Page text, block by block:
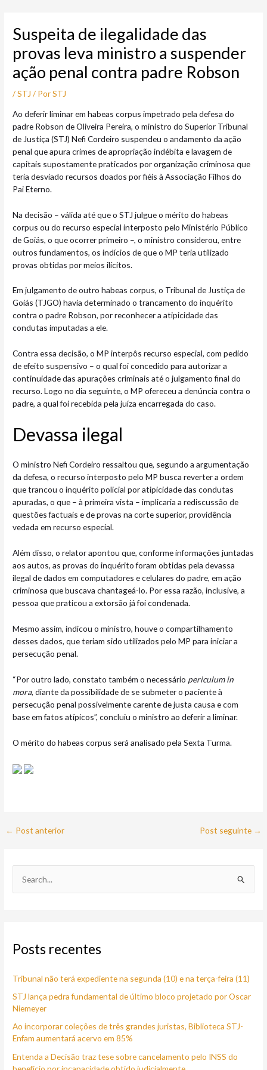
conteúdo
Suspeita de ilegalidade das
provas leva ministro a suspender
ação penal contra padre Robson
/STJ / PorSTJ
​Ao deferir liminar em habeas corpus impetrado pela defesa do
padre Robson de Oliveira Pereira, o ministro do Superior Tribunal
de Justiça (STJ) Nefi Cordeiro suspendeu o andamento da ação
penal que apura crimes de apropriação indébita e lavagem de
capitais supostamente praticados por organização criminosa que
teria desviado recursos doados por fiéis à Associação Filhos do
Pai Eterno.
Na decisão – válida até que o STJ julgue o mérito do habeas
corpus ou do recurso especial interposto pelo Ministério Público
de Goiás, o que ocorrer primeiro –, o ministro considerou, entre
outros fundamentos, os indícios de que o MP teria utilizado
provas obtidas por meios ilícitos.
Em julgamento de outro habeas corpus, o Tribunal de Justiça de
Goiás (TJGO) havia determinado o trancamento do inquérito
contra o padre Robson, por reconhecer a atipicidade das
condutas imputadas a ele.
Contra essa decisão, o MP interpôs recurso especial, com pedido
de efeito suspensivo – o qual foi concedido para autorizar a
continuidade das apurações criminais até o julgamento final do
recurso. Logo no dia seguinte, o MP ofereceu a denúncia contra o
padre, a qual foi recebida pela juíza encarregada do caso.
Devassa il​​egal
O ministro Nefi Cordeiro ressaltou que, segundo a argumentação
da defesa, o recurso interposto pelo MP busca reverter a ordem
que trancou o inquérito policial por atipicidade das condutas
apuradas, o que – à primeira vista – implicaria a rediscussão de
questões factuais e de provas na corte superior, providência
vedada em recurso especial.
Além disso, o relator apontou que, conforme informações juntadas
aos autos, as provas do inquérito foram obtidas pela devassa
ilegal de dados em computadores e celulares do padre, em ação
criminosa que buscava chantageá-lo. Por essa razão, inclusive, a
pessoa que praticou a extorsão já foi condenada.
Mesmo assim, indicou o ministro, houve o compartilhamento
desses dados, que teriam sido utilizados pelo MP para iniciar a
persecução penal.
“Por outro lado, constato também o necessário periculum in
mora, diante da possibilidade de se submeter o paciente à
persecução penal possivelmente carente de justa causa e com
base em fatos atípicos”, concluiu o ministro ao deferir a liminar.
O mérito do habeas corpus será analisado pela Sexta Turma.
← Post anterior Post seguinte →
u
s
a
r
p
o
r
Posts recentes
Tribunal não terá expediente na segunda (10) e na terça-feira (11)
STJ lança pedra fundamental de último bloco projetado por Oscar
Niemeyer
Ao incorporar coleções de três grandes juristas, Biblioteca STJ-
Enfam aumentará acervo em 85%
Entenda a Decisão traz tese sobre cancelamento pelo INSS do